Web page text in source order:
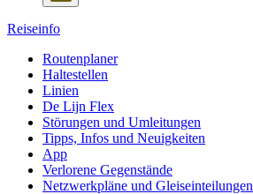
Reiseinfo
Routenplaner
Haltestellen
Linien
De Lijn Flex
Störungen und Umleitungen
Tipps, Infos und Neuigkeiten
App
Verlorene Gegenstände
Netzwerkpläne und Gleiseinteilungen